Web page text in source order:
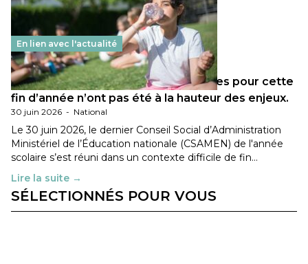
En lien avec l'actualité
Les décisions ministérielles attendues pour cette
fin d’année n’ont pas été à la hauteur des enjeux.
30 juin 2026 - National
Le 30 juin 2026, le dernier Conseil Social d’Administration
Ministériel de l’Éducation nationale (CSAMEN) de l'année
scolaire s’est réuni dans un contexte difficile de fin…
Lire la suite →
SÉLECTIONNÉS POUR VOUS